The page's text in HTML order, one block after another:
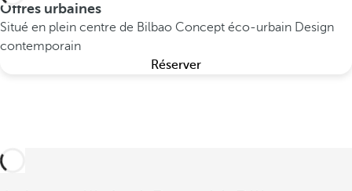
Offres urbaines
Situé en plein centre de Bilbao Concept éco-urbain Design
contemporain
Réserver